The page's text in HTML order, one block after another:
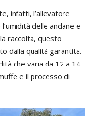
infatti, l’allevatore
delle andane e
raccolta, questo
dalla qualità garantita.
che varia da 12 a 14
e il processo di